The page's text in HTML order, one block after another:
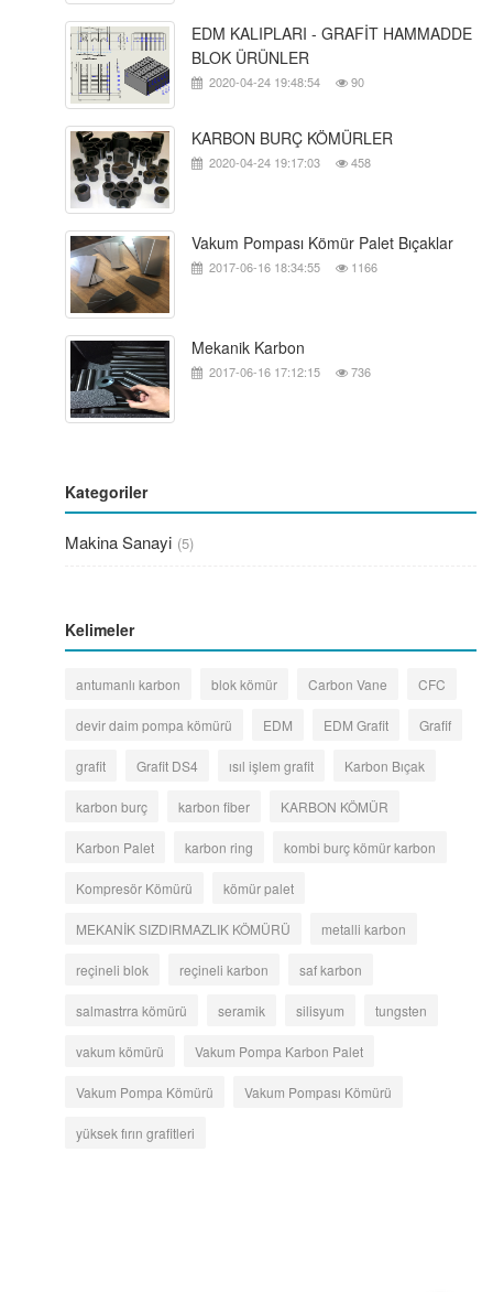
EDM KALIPLARI - GRAFİT HAMMADDE
BLOK ÜRÜNLER
2020-04-24 19:48:54 90
KARBON BURÇ KÖMÜRLER
2020-04-24 19:17:03 458
Vakum Pompası Kömür Palet Bıçaklar
2017-06-16 18:34:55 1166
Mekanik Karbon
2017-06-16 17:12:15 736
Kategoriler
Makina Sanayi (5)
Kelimeler
antumanlı karbon blok kömür Carbon Vane CFC
devir daim pompa kömürü EDM EDM Grafit Grafif
grafit Grafit DS4 ısıl işlem grafit Karbon Bıçak
karbon burç karbon fiber KARBON KÖMÜR
Karbon Palet karbon ring kombi burç kömür karbon
Kompresör Kömürü kömür palet
MEKANİK SIZDIRMAZLIK KÖMÜRÜ metalli karbon
reçineli blok reçineli karbon saf karbon
salmastrra kömürü seramik silisyum tungsten
vakum kömürü Vakum Pompa Karbon Palet
Vakum Pompa Kömürü Vakum Pompası Kömürü
yüksek fırın grafitleri